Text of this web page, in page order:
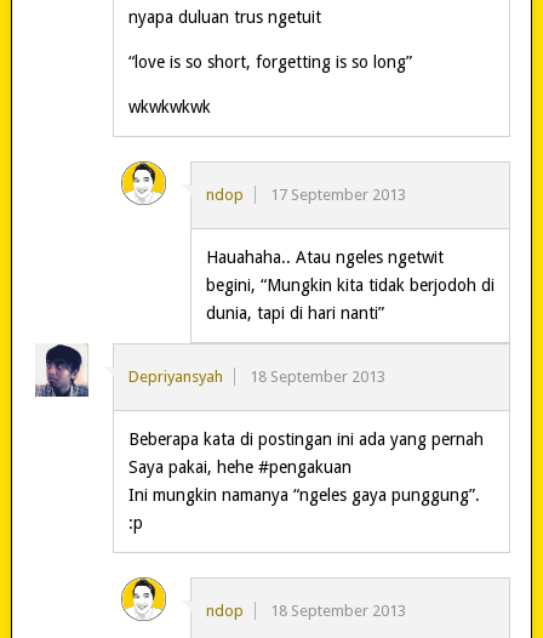
nyapa duluan trus ngetuit
“love is so short, forgetting is so long”
wkwkwkwk
ndop 17 September 2013
Hauahaha.. Atau ngeles ngetwit
begini, “Mungkin kita tidak berjodoh di
dunia, tapi di hari nanti”
Depriyansyah 18 September 2013
Beberapa kata di postingan ini ada yang pernah
Saya pakai, hehe #pengakuan
Ini mungkin namanya “ngeles gaya punggung”.
:p
ndop 18 September 2013